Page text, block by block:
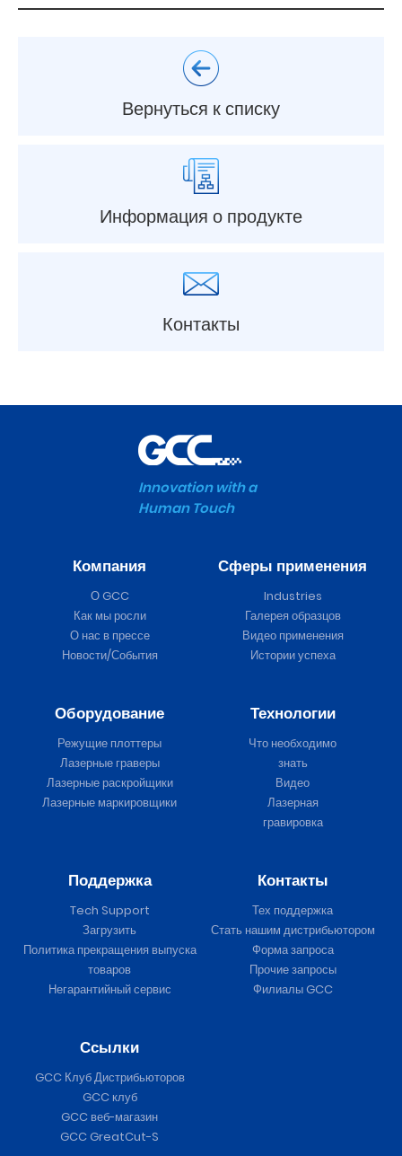
Вернуться к списку
Информация о продукте
Контакты
Innovation with a
Human Touch
Компания
О GCC
Как мы росли
О нас в прессе
Новости/События
Сферы применения
Industries
Галерея образцов
Видео применения
Истории успеха
Оборудование
Режущие плоттеры
Лазерные граверы
Лазерные раскройщики
Лазерные маркировщики
Технологии
Что необходимо
знать
Видео
Лазерная
гравировка
Поддержка
Tech Support
Загрузить
Политика прекращения выпуска
товаров
Негарантийный сервис
Контакты
Тех поддержка
Стать нашим дистрибьютором
Форма запроса
Прочие запросы
Филиалы GCC
Ссылки
GCC Клуб Дистрибьюторов
GCC клуб
GCC веб-магазин
GCC GreatCut-S